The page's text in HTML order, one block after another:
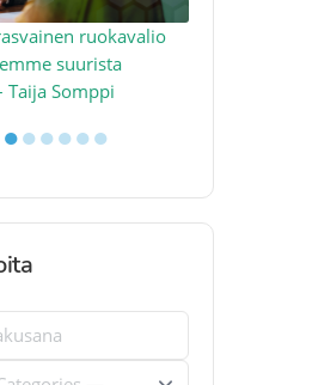
ruokavalio
suurista
Taija Somppi
●●●●●●